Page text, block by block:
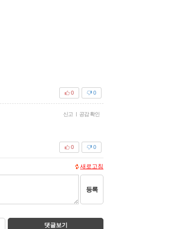
0
0
신고 | 공감 확인
0
0
새로고침
등록
댓글보기